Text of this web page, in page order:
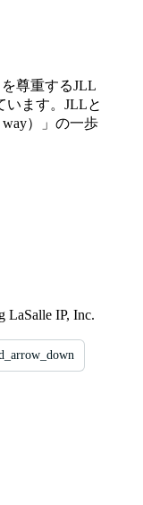
尊重するJLL
います。JLLと
way）」の一歩
LaSalle IP, Inc.